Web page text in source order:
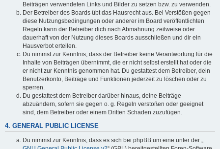
Beiträgen verwendeten Links und Bilder zu setzen bzw. zu verwenden.
Der Betreiber des Boards übt das Hausrecht aus. Bei Verstößen gegen
diese Nutzungsbedingungen oder anderer im Board veröffentlichten
Regeln kann der Betreiber dich nach Abmahnung zeitweise oder
dauerhaft von der Nutzung dieses Boards ausschließen und dir ein
Hausverbot erteilen.
Du nimmst zur Kenntnis, dass der Betreiber keine Verantwortung für die
Inhalte von Beiträgen übernimmt, die er nicht selbst erstellt hat oder die
er nicht zur Kenntnis genommen hat. Du gestattest dem Betreiber, dein
Benutzerkonto, Beiträge und Funktionen jederzeit zu löschen oder zu
sperren.
Du gestattest dem Betreiber darüber hinaus, deine Beiträge
abzuändern, sofern sie gegen o. g. Regeln verstoßen oder geeignet
sind, dem Betreiber oder einem Dritten Schaden zuzufügen.
4. GENERAL PUBLIC LICENSE
Du nimmst zur Kenntnis, dass es sich bei phpBB um eine unter der „